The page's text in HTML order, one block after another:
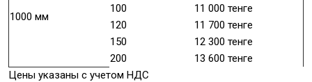
1000 мм
100
11 000 тенге
120
11 700 тенге
150
12 300 тенге
200
13 600 тенге
Цены указаны с учетом НДС